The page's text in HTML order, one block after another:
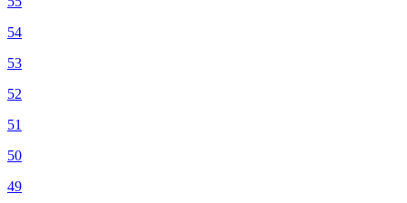
54
53
52
51
50
49